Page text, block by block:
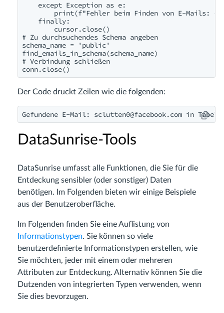
    except Exception as e:
print(f"Fehler beim Finden von E-Mails:
    finally:
        cursor.close()
# Zu durchsuchendes Schema angeben
schema_name = 'public'
find_emails_in_schema(schema_name)
# Verbindung schließen
Der Code druckt Zeilen wie die folgenden:
Gefundene E-Mail: sclutten0@facebook.com in
DataSunrise-Tools
DataSunrise umfasst alle Funktionen, die Sie für die
Entdeckung sensibler (oder sonstiger) Daten
benötigen. Im Folgenden bieten wir einige Beispiele
aus der Benutzeroberfläche.
Im Folgenden finden Sie eine Auflistung von
Informationstypen. Sie können so viele
benutzerdefinierte Informationstypen erstellen, wie
Sie möchten, jeder mit einem oder mehreren
Attributen zur Entdeckung. Alternativ können Sie die
Dutzenden von integrierten Typen verwenden, wenn
Sie dies bevorzugen.